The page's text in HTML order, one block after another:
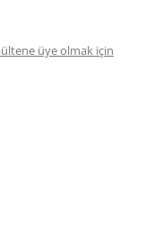
üye olmak için